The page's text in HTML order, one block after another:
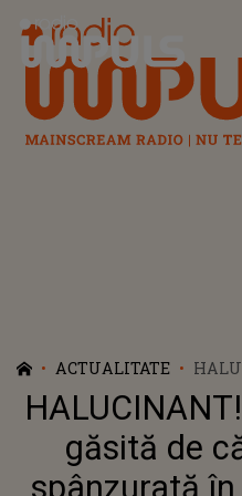
Radio Impuls
ACTUALITATE
DIN
EA ȘI
găsită de
spânzurată